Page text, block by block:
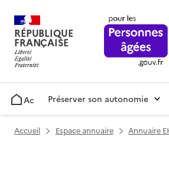
RÉPUBLIQUE
FRANÇAISE
AccueilPréserver son autonomie
Accueil Espace annuaire Annuaire